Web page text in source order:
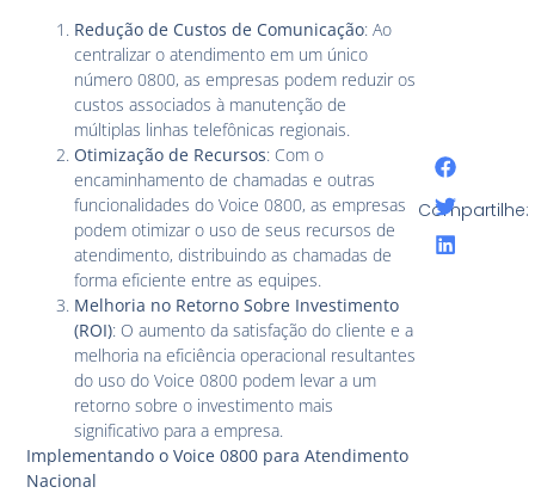
Redução de Custos de Comunicação: Ao
centralizar o atendimento em um único
número 0800, as empresas podem reduzir os
custos associados à manutenção de
múltiplas linhas telefônicas regionais.
Otimização de Recursos: Com o
encaminhamento de chamadas e outras
funcionalidades do Voice 0800, as empresas
podem otimizar o uso de seus recursos de
atendimento, distribuindo as chamadas de
forma eficiente entre as equipes.
Melhoria no Retorno Sobre Investimento
(ROI): O aumento da satisfação do cliente e a
melhoria na eficiência operacional resultantes
do uso do Voice 0800 podem levar a um
retorno sobre o investimento mais
significativo para a empresa.
Implementando o Voice 0800 para Atendimento
Nacional
Compartilhe: